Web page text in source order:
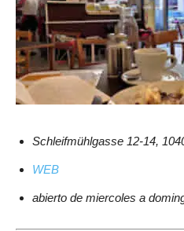
Schleifmühlgasse 12-14,
WEB
abierto de miercoles a